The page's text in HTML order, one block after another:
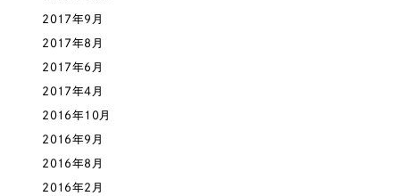
2017年9月
2017年8月
2017年6月
2017年4月
2016年10月
2016年9月
2016年8月
2016年2月